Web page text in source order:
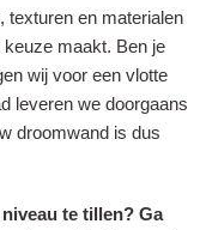
texturen en materialen
keuze maakt. Ben je
wij voor een vlotte
leveren we doorgaans
droomwand is dus
te tillen? Ga